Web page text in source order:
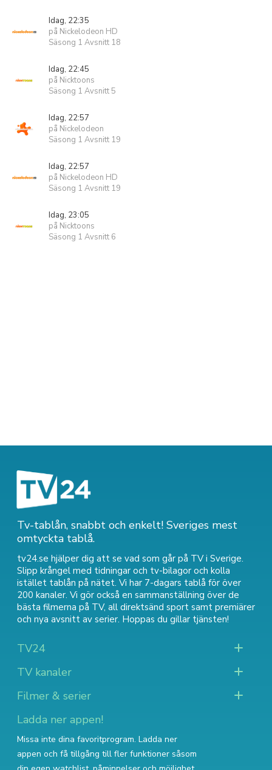
Idag, 22:35
på Nickelodeon HD
Säsong 1 Avsnitt 18
Idag, 22:45
på Nicktoons
Säsong 1 Avsnitt 5
Idag, 22:57
på Nickelodeon
Säsong 1 Avsnitt 19
Idag, 22:57
på Nickelodeon HD
Säsong 1 Avsnitt 19
Idag, 23:05
på Nicktoons
Säsong 1 Avsnitt 6
Tv-tablån, snabbt och enkelt! Sveriges mest
omtyckta tablå.
tv24.se hjälper dig att se vad som går på TV i Sverige.
Slipp krångel med tidningar och tv-bilagor och kolla
istället tablån på nätet. Vi har 7-dagars tablå för över
200 kanaler. Vi gör också en sammanställning över de
bästa filmerna på TV, all direktsänd sport samt premiärer
och nya avsnitt av serier. Hoppas du gillar tjänsten!
TV24
TV kanaler
Filmer & serier
Ladda ner appen!
Missa inte dina favoritprogram. Ladda ner
appen och få tillgång till fler funktioner såsom